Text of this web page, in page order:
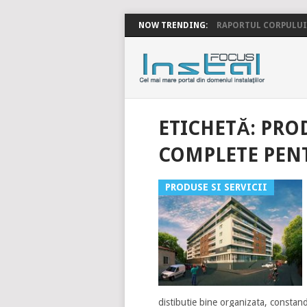
NOW TRENDING: RAPORTUL
ETICHETĂ:
COMPLETE
PRODUSE SI SERVICII
distibutie bine organizata,